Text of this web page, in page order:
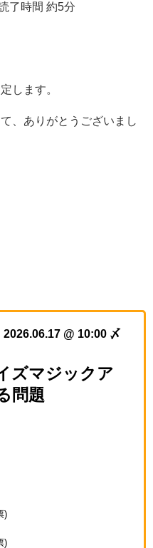
了時間 約5分
します。
、ありがとうございまし
@ 10:00 〆
ズマジックア
問題
)
)